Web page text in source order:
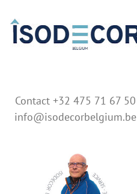
content
Contact +32 475 71 67 50
info@isodecorbelgium.be